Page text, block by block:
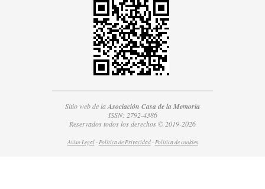
Sitio web de laAsociación Casa de la Memoria
ISSN: 2792-4386
Reservados todos los derechos © 2019-2026
Aviso Legal-Política de Privacidad-Política decookies